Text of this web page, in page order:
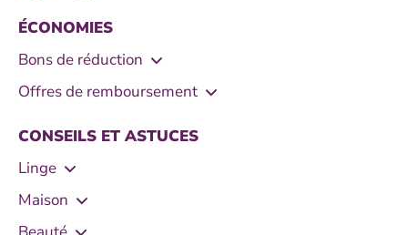
ÉCONOMIES
Bons de réduction
- Bons de réduction produits vaisselle
- Bons de réduction Mir Vaisselle
- Bons de réduction Lessive
- Bons de réduction X.Tra
Offres de remboursement
- Remboursement produits vaisselle
- Remboursement shampooing
CONSEILS ET ASTUCES
Linge
- Astuces pour enlever électricité statique
- Enlever tache de vernis
Maison
- Comment utiliser les cristaux de soude